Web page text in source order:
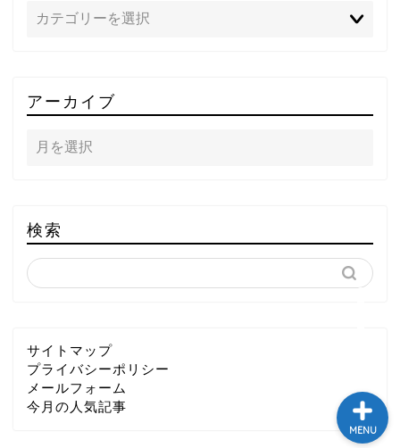
アーカイブ
検索
サイトマップ
プライバシーポリシー
メールフォーム
今月の人気記事
MENU
～DA PUMP YORIの晴れ
ばれラジオ～